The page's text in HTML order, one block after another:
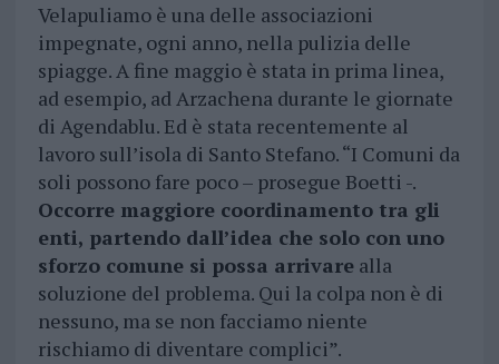
Velapuliamo è una delle associazioni
impegnate, ogni anno, nella pulizia delle
spiagge. A fine maggio è stata in prima linea,
ad esempio, ad Arzachena durante le giornate
di Agendablu. Ed è stata recentemente al
lavoro sull’isola di Santo Stefano. “I Comuni da
soli possono fare poco – prosegue Boetti -.
Occorre maggiore coordinamento tra gli
enti, partendo dall’idea che solo con uno
sforzo comune si possa arrivarealla
soluzione del problema. Qui la colpa non è di
nessuno, ma se non facciamo niente
rischiamo di diventare complici”.